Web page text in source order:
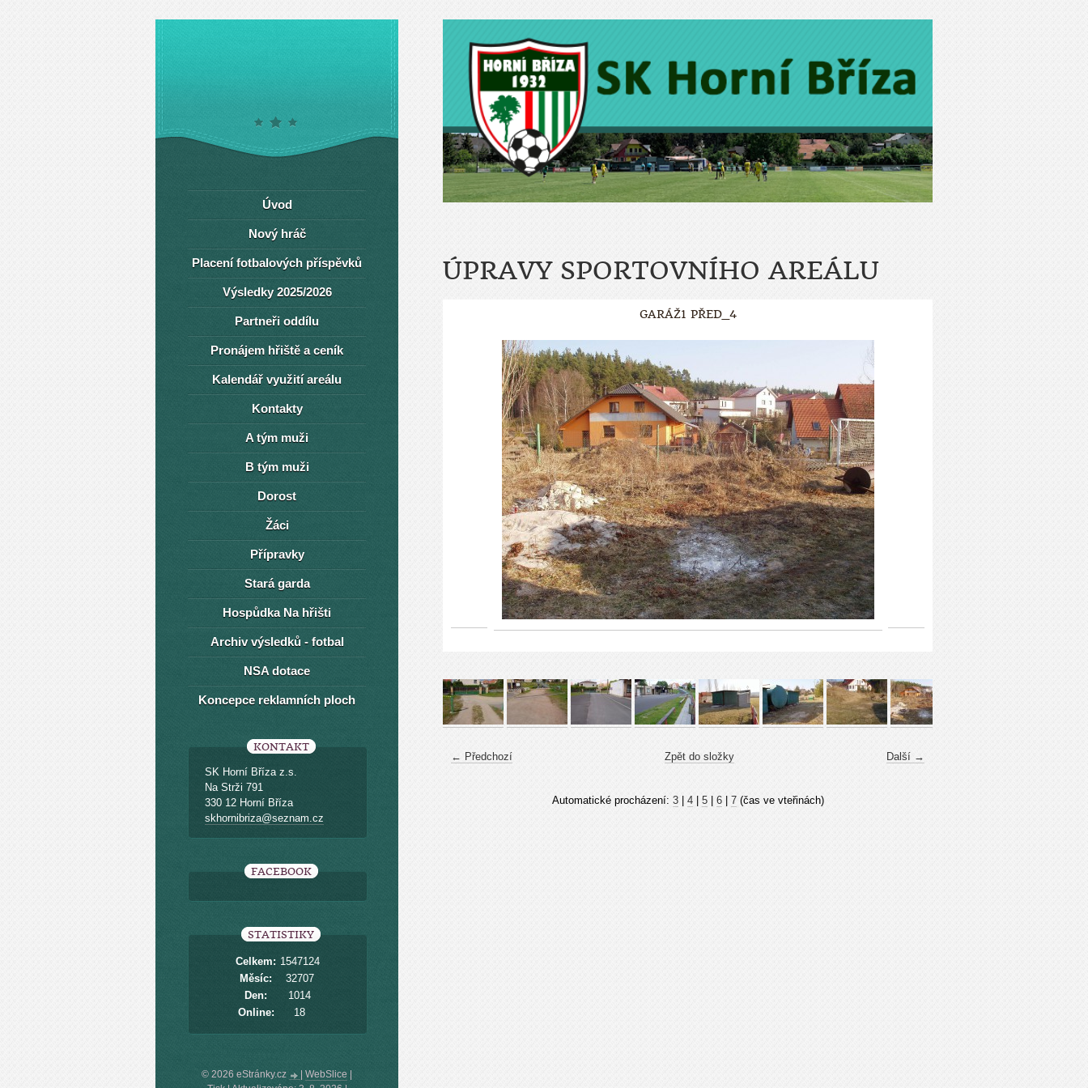
ÚPRAVY SPORTOVNÍHO AREÁLU
GARÁŽ1 PŘED_4
← Předchozí Další →
Zpět do složky
Automatické procházení: 3| 4| 5| 6| 7(čas ve vteřinách)
Úvod
Nový hráč
Placení fotbalových příspěvků
Výsledky 2025/2026
Partneři oddílu
Pronájem hřiště a ceník
Kalendář využití areálu
Kontakty
A tým muži
B tým muži
Dorost
Žáci
Přípravky
Stará garda
Hospůdka Na hřišti
Archiv výsledků - fotbal
NSA dotace
Koncepce reklamních ploch
KONTAKT
SK Horní Bříza z.s.
Na Strži 791
330 12 Horní Bříza
skhornibriza@seznam.cz
FACEBOOK
STATISTIKY
Online: 18
Celkem: 1547124
Měsíc:
32707
Den:
1014
© 2026 eStránky.cz WebSlice